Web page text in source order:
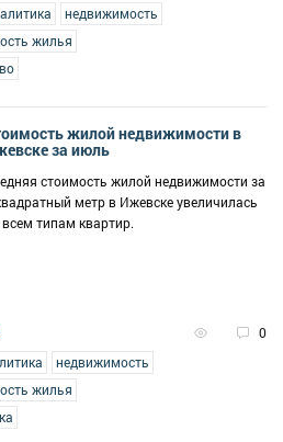
недвижимость
жилья
жилой недвижимости в
за июль
стоимость жилой недвижимости за
метр в Ижевске увеличилась
типам квартир.
0
недвижимость
жилья